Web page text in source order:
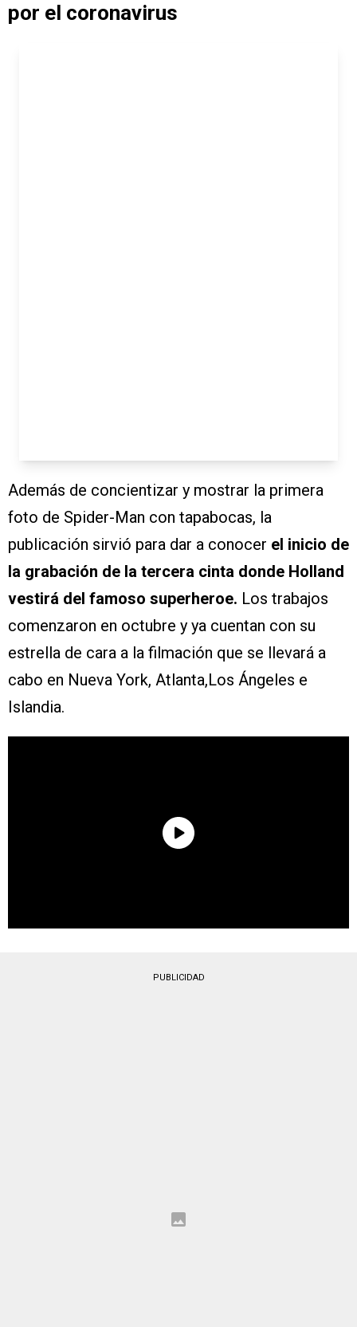
por el coronavirus
Además de concientizar y mostrar la primera
foto de Spider-Man con tapabocas, la
publicación sirvió para dar a conocer el inicio de
la grabación de la tercera cinta donde Holland
vestirá del famoso superheroe. Los trabajos
comenzaron en octubre y ya cuentan con su
estrella de cara a la filmación que se llevará a
cabo en Nueva York, Atlanta,Los Ángeles e
Islandia.
PUBLICIDAD